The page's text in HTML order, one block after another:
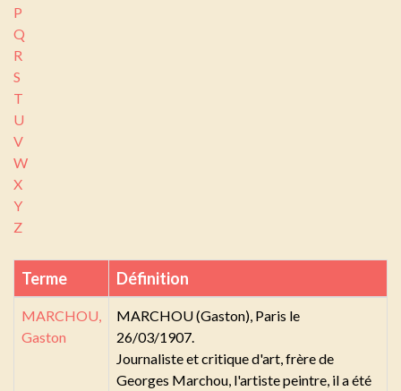
P
Q
R
S
T
U
V
W
X
Y
Z
Terme Définition
MARCHOU,
Gaston
MARCHOU (Gaston), Paris le
26/03/1907.
Journaliste et critique d'art, frère de
Georges Marchou, l'artiste peintre, il a été